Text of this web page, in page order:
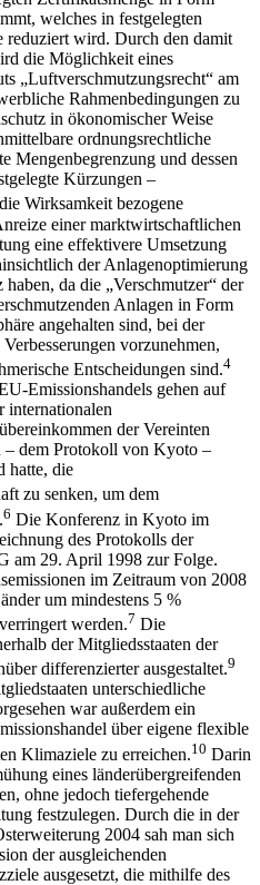
welches in festgelegten
reduziert wird. Durch den damit
die Möglichkeit eines
„Luftverschmutzungsrecht“ am
Rahmenbedingungen zu
in ökonomischer Weise
ordnungsrechtliche
Mengenbegrenzung und dessen
Kürzungen –
Wirksamkeit bezogene
einer marktwirtschaftlichen
eine effektivere Umsetzung
der Anlagenoptimierung
da die „Verschmutzer“ der
Anlagen in Form
angehalten sind, bei der
vorzunehmen,
Entscheidungen sind.4
Emissionshandels gehen auf
internationalen
der Vereinten
– dem Protokoll von Kyoto –
hatte, die
zu senken, um dem
6 Die Konferenz in Kyoto im
des Protokolls der
am 29. April 1998 zur Folge.
im Zeitraum von 2008
um mindestens 5 %
werden.7 Die
der Mitgliedsstaaten der
differenzierter ausgestaltet.9
unterschiedliche
war außerdem ein
über eigene flexible
Klimaziele zu erreichen.10 Darin
eines länderübergreifenden
ohne jedoch tiefergehende
festzulegen. Durch die in der
2004 sah man sich
der ausgleichenden
ausgesetzt, die mithilfe des